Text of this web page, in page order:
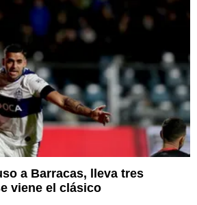
a Barracas, lleva tres
viene el clásico